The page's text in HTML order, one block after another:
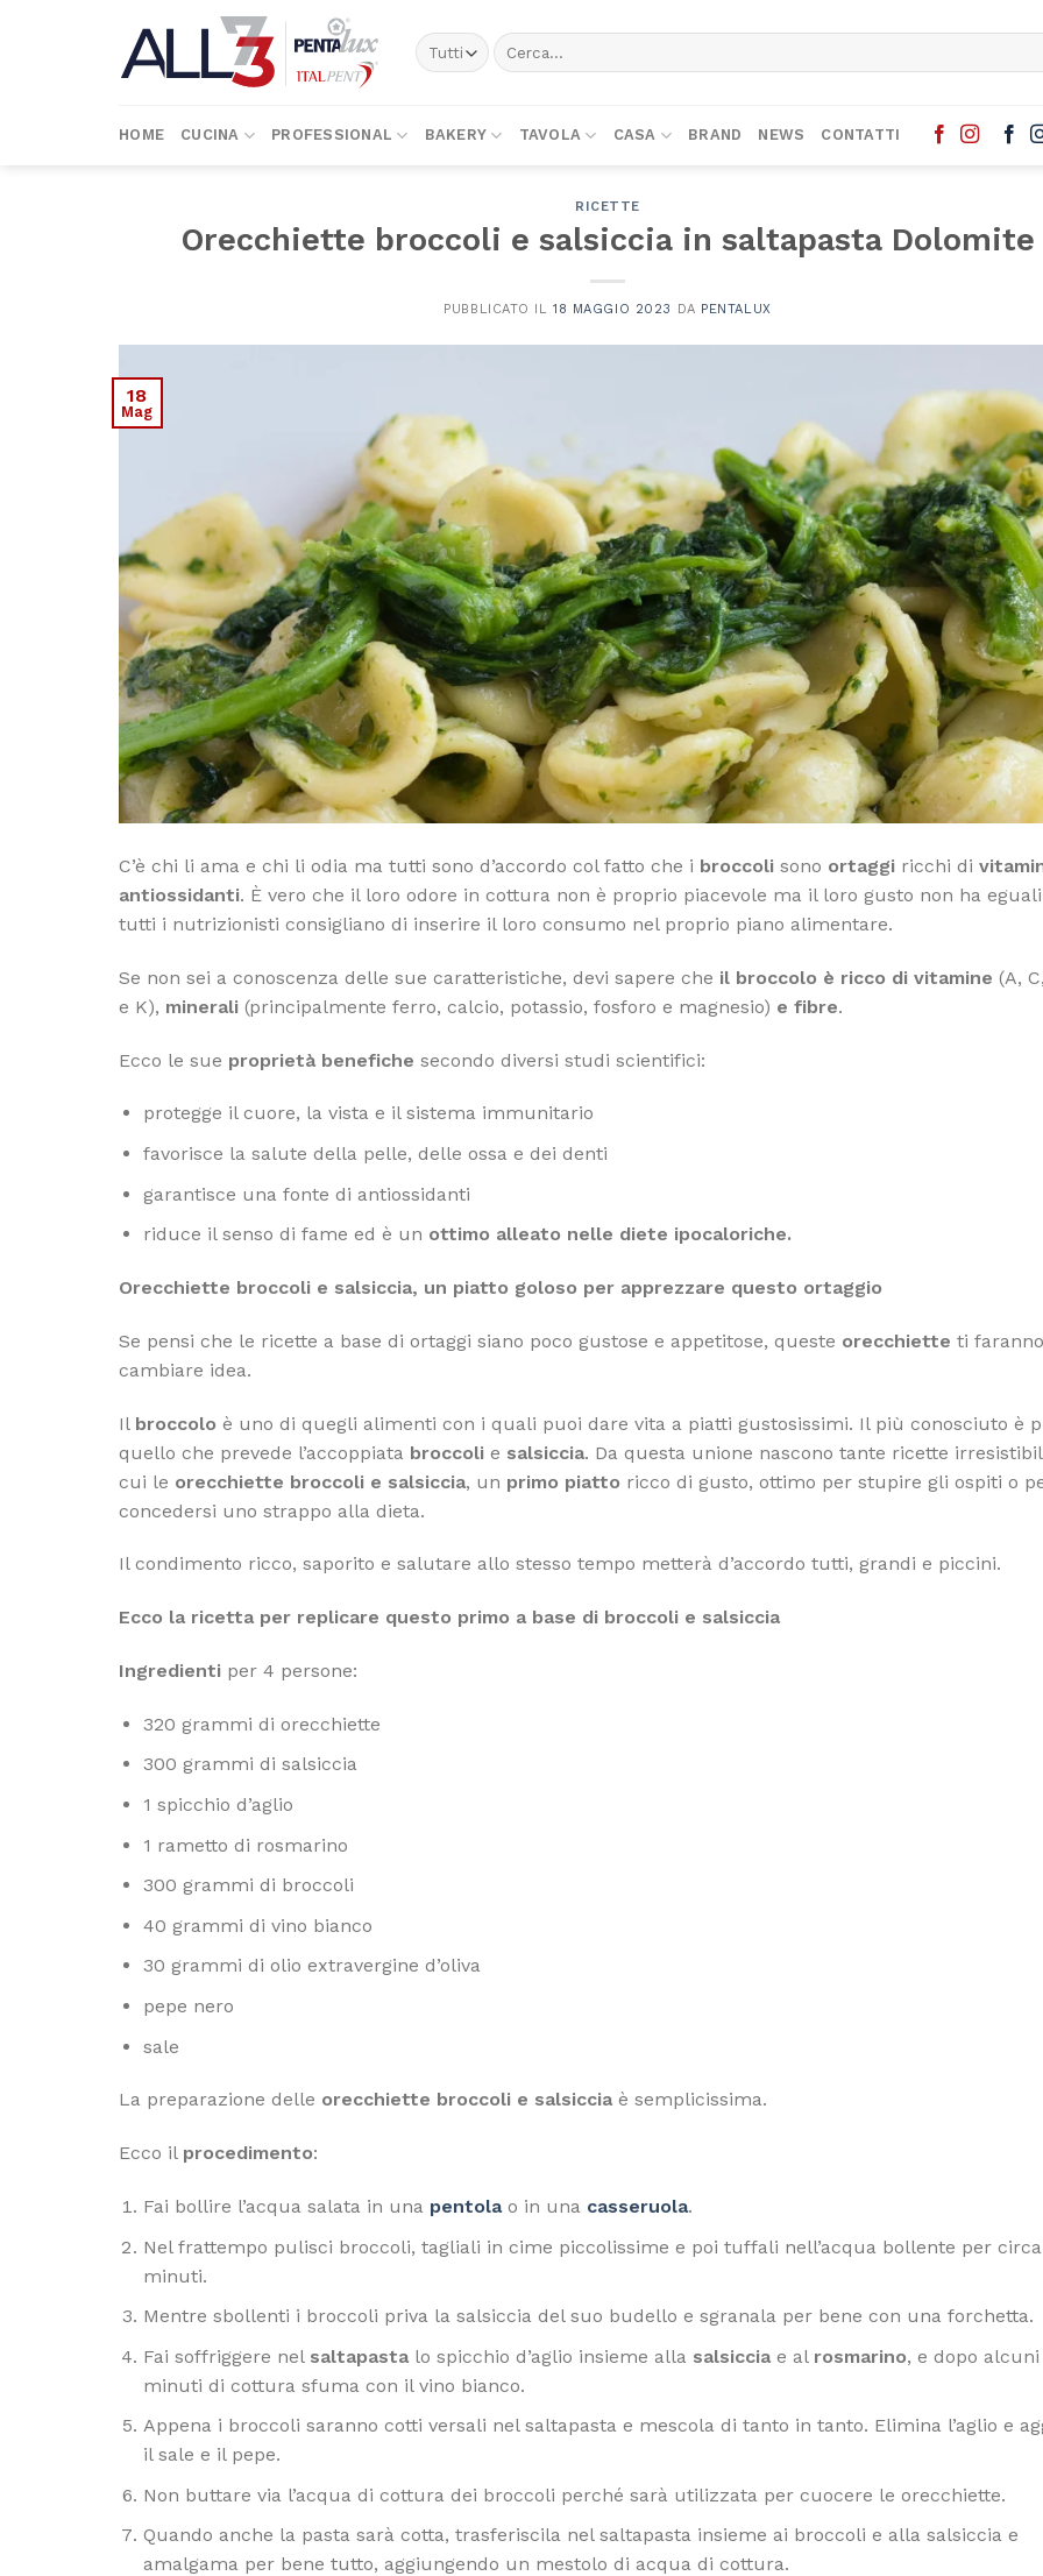
Cerca:
HOME CUCINA PROFESSIONAL BAKERY TAVOLA CASA BRAND NEWS CONTATTI
RICETTE
Orecchiette broccoli e salsiccia in saltapasta Dolomite
PUBBLICATO IL18 MAGGIO 2023 DA PENTALUX
18
Mag
C’è chi li ama e chi li odia ma tutti sono d’accordo col fatto che i broccoli sono ortaggi ricchi di
antiossidanti. È vero che il loro odore in cottura non è proprio piacevole ma il loro gusto non ha
tutti i nutrizionisti consigliano di inserire il loro consumo nel proprio piano alimentare.
Se non sei a conoscenza delle sue caratteristiche, devi sapere che il broccolo è ricco di vitamine (A,
e K), minerali (principalmente ferro, calcio, potassio, fosforo e magnesio) e fibre.
Ecco le sue proprietà benefiche secondo diversi studi scientifici:
protegge il cuore, la vista e il sistema immunitario
favorisce la salute della pelle, delle ossa e dei denti
garantisce una fonte di antiossidanti
riduce il senso di fame ed è un ottimo alleato nelle diete ipocaloriche.
Orecchiette broccoli e salsiccia, un piatto goloso per apprezzare questo ortaggio
Se pensi che le ricette a base di ortaggi siano poco gustose e appetitose, queste orecchiette ti faranno
cambiare idea.
Il broccolo è uno di quegli alimenti con i quali puoi dare vita a piatti gustosissimi. Il più conosciuto è
quello che prevede l’accoppiata broccoli e salsiccia. Da questa unione nascono tante ricette
cui le orecchiette broccoli e salsiccia, un primo piatto ricco di gusto, ottimo per stupire gli ospiti o
concedersi uno strappo alla dieta.
Il condimento ricco, saporito e salutare allo stesso tempo metterà d’accordo tutti, grandi e piccini.
Ecco la ricetta per replicare questo primo a base di broccoli e salsiccia
Ingredienti per 4 persone:
320 grammi di orecchiette
300 grammi di salsiccia
1 spicchio d’aglio
1 rametto di rosmarino
300 grammi di broccoli
40 grammi di vino bianco
30 grammi di olio extravergine d’oliva
pepe nero
sale
La preparazione delle orecchiette broccoli e salsiccia è semplicissima.
Ecco il procedimento:
Fai bollire l’acqua salata in una pentolao in una casseruola.
Nel frattempo pulisci broccoli, tagliali in cime piccolissime e poi tuffali nell’acqua bollente per
minuti.
Mentre sbollenti i broccoli priva la salsiccia del suo budello e sgranala per bene con una forchetta.
Fai soffriggere nel saltapastalo spicchio d’aglio insieme alla salsicciae al rosmarino, e dopo alcuni
minuti di cottura sfuma con il vino bianco.
Appena i broccoli saranno cotti versali nel saltapasta e mescola di tanto in tanto. Elimina l’aglio e
il sale e il pepe.
Non buttare via l’acqua di cottura dei broccoli perché sarà utilizzata per cuocere le orecchiette.
Quando anche la pasta sarà cotta, trasferiscila nel saltapasta insieme ai broccoli e alla salsiccia e
amalgama per bene tutto, aggiungendo un mestolo di acqua di cottura.